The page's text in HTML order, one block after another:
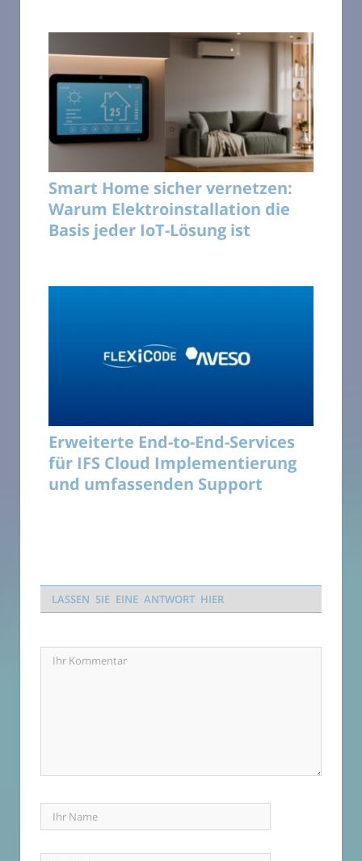
Smart Home sicher vernetzen:
Warum Elektroinstallation die
Basis jeder IoT-Lösung ist
Erweiterte End-to-End-Services
für IFS Cloud Implementierung
und umfassenden Support
LASSEN SIE EINE ANTWORT HIER